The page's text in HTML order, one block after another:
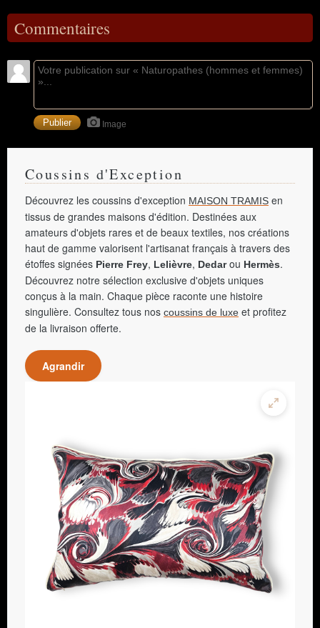
Commentaires
Image
Coussins d'Exception
Découvrez les coussins d'exception MAISON TRAMIS en
tissus de grandes maisons d'édition. Destinées aux
amateurs d'objets rares et de beaux textiles, nos créations
haut de gamme valorisent l'artisanat français à travers des
étoffes signées Pierre Frey, Lelièvre, Dedarou Hermès.
Découvrez notre sélection exclusive d'objets uniques
conçus à la main. Chaque pièce raconte une histoire
singulière. Consultez tous nos coussins de luxe et profitez
de la livraison offerte.
Agrandir